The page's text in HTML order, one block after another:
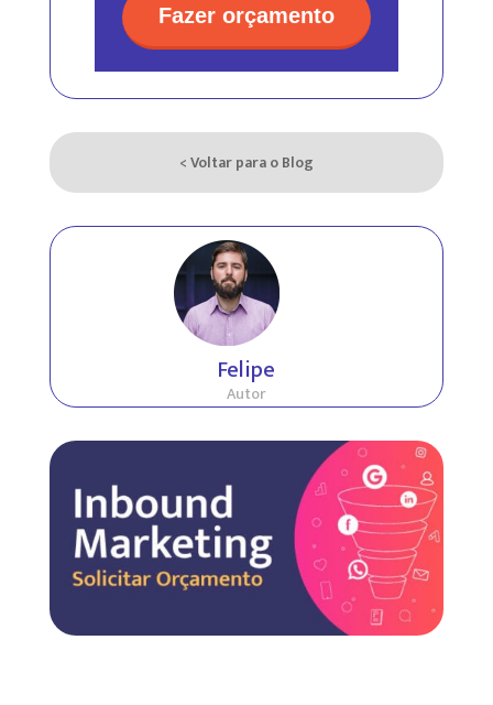
Fazer orçamento
< Voltar para o Blog
Felipe
Autor